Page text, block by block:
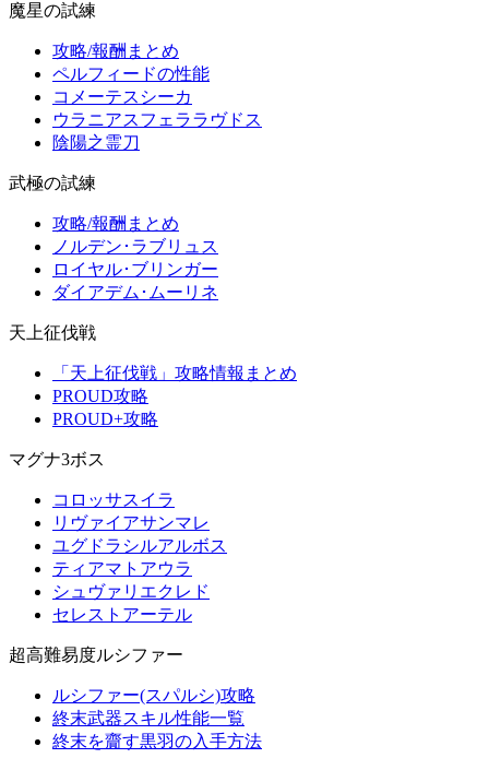
魔星の試練
攻略/報酬まとめ
ペルフィードの性能
コメーテスシーカ
ウラニアスフェララヴドス
陰陽之霊刀
武極の試練
攻略/報酬まとめ
ノルデン･ラブリュス
ロイヤル･ブリンガー
ダイアデム･ムーリネ
天上征伐戦
「天上征伐戦」攻略情報まとめ
PROUD攻略
PROUD+攻略
マグナ3ボス
コロッサスイラ
リヴァイアサンマレ
ユグドラシルアルボス
ティアマトアウラ
シュヴァリエクレド
セレストアーテル
超高難易度ルシファー
ルシファー(スパルシ)攻略
終末武器スキル性能一覧
終末を齎す黒羽の入手方法